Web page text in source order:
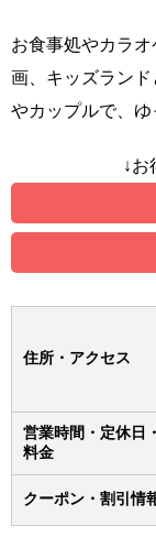
お食事処やカラ
画、キッズラン
やカップルで、ゆ
↓お
住所・アクセス
営業時間・定休日・
料金
クーポン・割引情